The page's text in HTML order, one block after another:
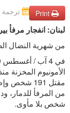
Print ترجمة
لبنان: انفجار مرفأ
من شهرية النضال
الأمونيوم
شخص بلا مأوى.